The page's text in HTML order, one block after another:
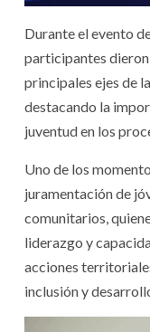
Durante el evento
participantes
principales ejes de
destacando la
juventud en los
Uno de los
juramentación de
comunitarios,
liderazgo y
acciones
inclusión y